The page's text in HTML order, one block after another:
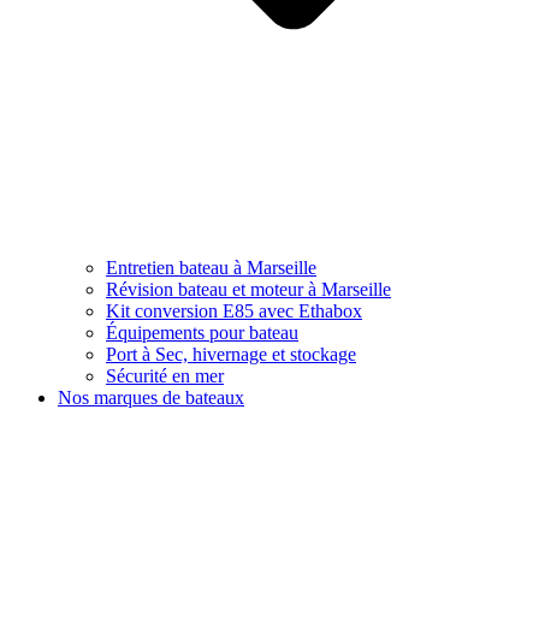
Entretien bateau à Marseille
Révision bateau et moteur à Marseille
Kit conversion E85 avec Ethabox
Équipements pour bateau
Port à Sec, hivernage et stockage
Sécurité en mer
Nos marques de bateaux